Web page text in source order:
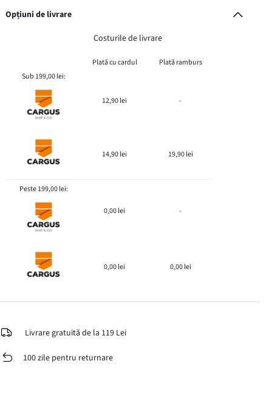
Opțiuni de livrare
Costurile de livrare
Plată cu cardul
Plată ramburs
Sub 199,00 lei:
12,90 lei -
14,90 lei 19,90 lei
Peste 199,00 lei:
0,00 lei -
0,00 lei 0,00 lei
Livrare gratuită de la 119 Lei
100 zile pentru returnare